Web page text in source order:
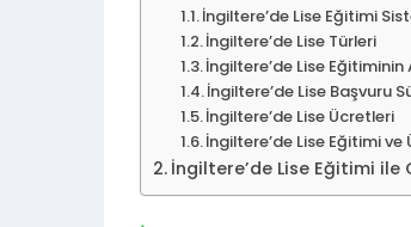
İngiltere’de Lise Eğitimi
İngiltere’de Lise Türleri
İngiltere’de Lise Eğitiminin
İngiltere’de Lise Başvuru
İngiltere’de Lise Ücretleri
İngiltere’de Lise Eğitimi
İngiltere’de Lise Eğitimi ile